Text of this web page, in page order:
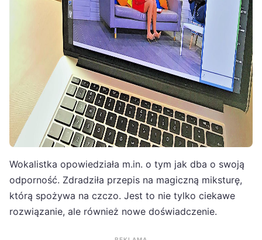
Wokalistka opowiedziała m.in. o tym jak dba o swoją
odporność. Zdradziła przepis na magiczną miksturę,
którą spożywa na czczo. Jest to nie tylko ciekawe
rozwiązanie, ale również nowe doświadczenie.